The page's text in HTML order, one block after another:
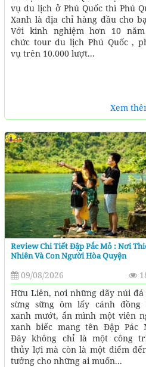
vụ du lịch ở Phú Quốc thì Phú
Xanh là địa chỉ hàng đầu cho
Với kinh nghiệm hơn 10
chức tour du lịch Phú Quốc ,
vụ trên 10.000 lượt...
Xem
Review Chi Tiết Đập Pắc Mỏ : Nơi
Nhiên Và Con Người Hòa Quyện
09/08/2026
Hữu Liên, nơi những dãy núi đá
sừng sững ôm lấy cánh đồng
xanh mướt, ẩn mình một viên
xanh biếc mang tên Đập Pác
Đây không chỉ là một công
thủy lợi mà còn là một điểm
tưởng cho những ai muốn...